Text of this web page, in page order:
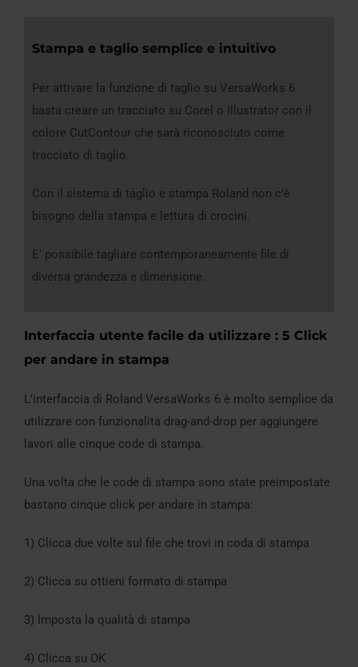
Stampa e taglio semplice e intuitivo
Per attivare la funzione di taglio su VersaWorks 6
basta creare un tracciato su Corel o Illustrator con il
colore CutContour che sarà riconosciuto come
tracciato di taglio.
Con il sistema di taglio e stampa Roland non c’è
bisogno della stampa e lettura di crocini.
E’ possibile tagliare contemporaneamente file di
diversa grandezza e dimensione.
Interfaccia utente facile da utilizzare : 5 Click
per andare in stampa
L’interfaccia di Roland VersaWorks 6 è molto semplice da
utilizzare con funzionalità drag-and-drop per aggiungere
lavori alle cinque code di stampa.
Una volta che le code di stampa sono state preimpostate
bastano cinque click per andare in stampa:
1) Clicca due volte sul file che trovi in coda di stampa
2) Clicca su ottieni formato di stampa
3) Imposta la qualità di stampa
4) Clicca su OK